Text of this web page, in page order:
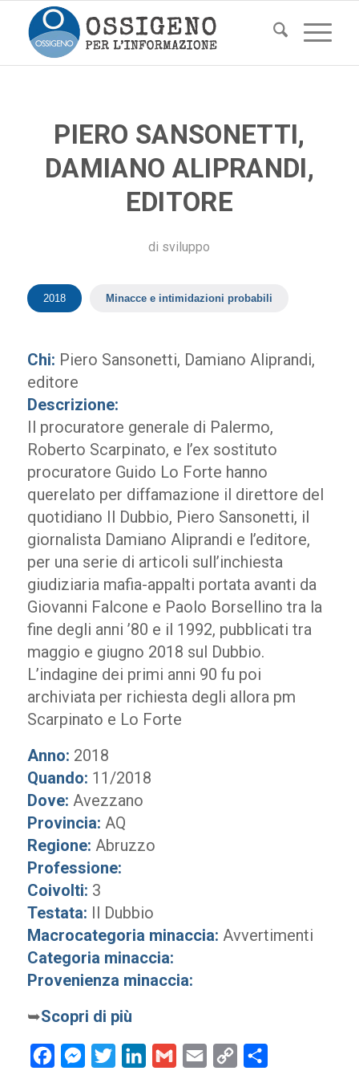
PIERO SANSONETTI,
DAMIANO ALIPRANDI,
EDITORE
di sviluppo
2018 Minacce e intimidazioni probabili
Chi: Piero Sansonetti, Damiano Aliprandi,
editore
Descrizione:
Il procuratore generale di Palermo,
Roberto Scarpinato, e l’ex sostituto
procuratore Guido Lo Forte hanno
querelato per diffamazione il direttore del
quotidiano Il Dubbio, Piero Sansonetti, il
giornalista Damiano Aliprandi e l’editore,
per una serie di articoli sull’inchiesta
giudiziaria mafia-appalti portata avanti da
Giovanni Falcone e Paolo Borsellino tra la
fine degli anni ’80 e il 1992, pubblicati tra
maggio e giugno 2018 sul Dubbio.
L’indagine dei primi anni 90 fu poi
archiviata per richiesta degli allora pm
Scarpinato e Lo Forte
Anno: 2018
Quando: 11/2018
Dove: Avezzano
Provincia: AQ
Regione: Abruzzo
Professione:
Coivolti: 3
Testata: Il Dubbio
Macrocategoria minaccia: Avvertimenti
Categoria minaccia:
Provenienza minaccia:
➥Scopri di più
FacebookMessenger
Twitter LinkedInGmail Email
Copy